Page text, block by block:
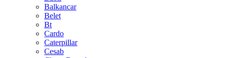
Balkancar
Belet
Bt
Cardo
Caterpillar
Cesab